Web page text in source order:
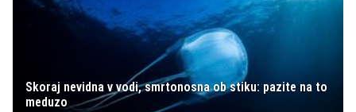
Skoraj nevidna v vodi, smrtonosna ob stiku: pazite na to
meduzo